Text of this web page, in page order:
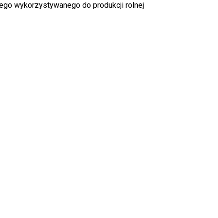
wykorzystywanego do produkcji rolnej